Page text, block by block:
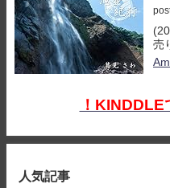
売
！KINDDLE
人気記事